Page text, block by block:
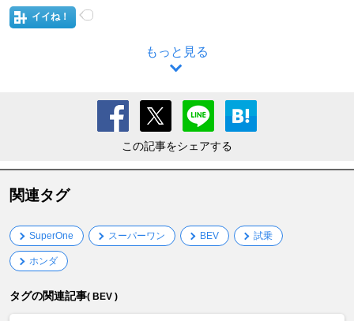
イイね！
もっと見る
この記事をシェアする
関連タグ
SuperOne スーパーワン BEV 試乗
ホンダ
タグの関連記事( BEV )